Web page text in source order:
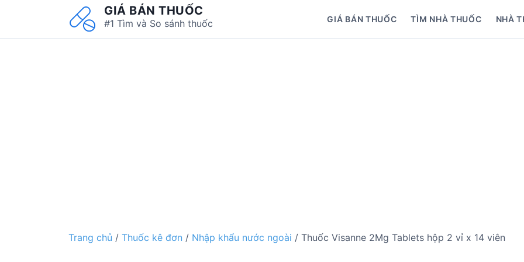
GIÁ BÁN THUỐC
#1 Tìm và So sánh thuốc GIÁ BÁN THUỐC TÌM NHÀ THUỐC NHÀ
Trang chủ / Thuốc kê đơn / Nhập khẩu nước ngoài / Thuốc Visanne 2Mg Tablets hộp 2 vỉ x 14 viên